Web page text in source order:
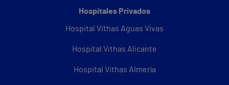
Hospitales Privados
Hospital Vithas Aguas Vivas
Hospital Vithas Alicante
Hospital Vithas Almería